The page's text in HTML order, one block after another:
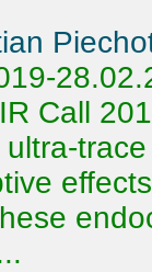
Call
ultra-